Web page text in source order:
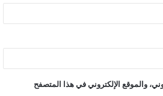
والموقع الإلكتروني في هذا المتصفح